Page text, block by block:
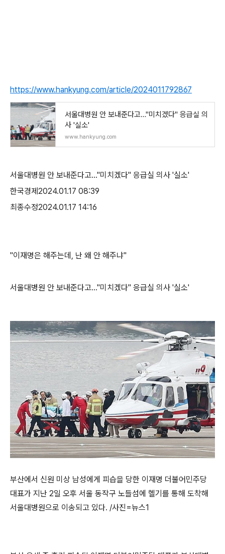
https://www.hankyung.com/article/2024011792867
서울대병원 안 보내준다고…"미치겠다" 응급실 의
사 '실소'
www.hankyung.com
서울대병원 안 보내준다고…"미치겠다" 응급실 의사 '실소'
한국경제2024.01.17 08:39
최종수정2024.01.17 14:16
"이재명은 해주는데, 난 왜 안 해주냐"
서울대병원 안 보내준다고…"미치겠다" 응급실 의사 '실소'
부산에서 신원 미상 남성에게 피습을 당한 이재명 더불어민주당
대표가 지난 2일 오후 서울 동작구 노들섬에 헬기를 통해 도착해
서울대병원으로 이송되고 있다. /사진=뉴스1